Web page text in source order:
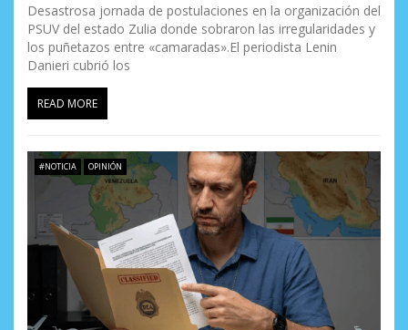
Desastrosa jornada de postulaciones en la organización del
PSUV del estado Zulia donde sobraron las irregularidades y
los puñetazos entre «camaradas».El periodista Lenin
Danieri cubrió los
READ MORE
#NOTICIA OPINIÓN